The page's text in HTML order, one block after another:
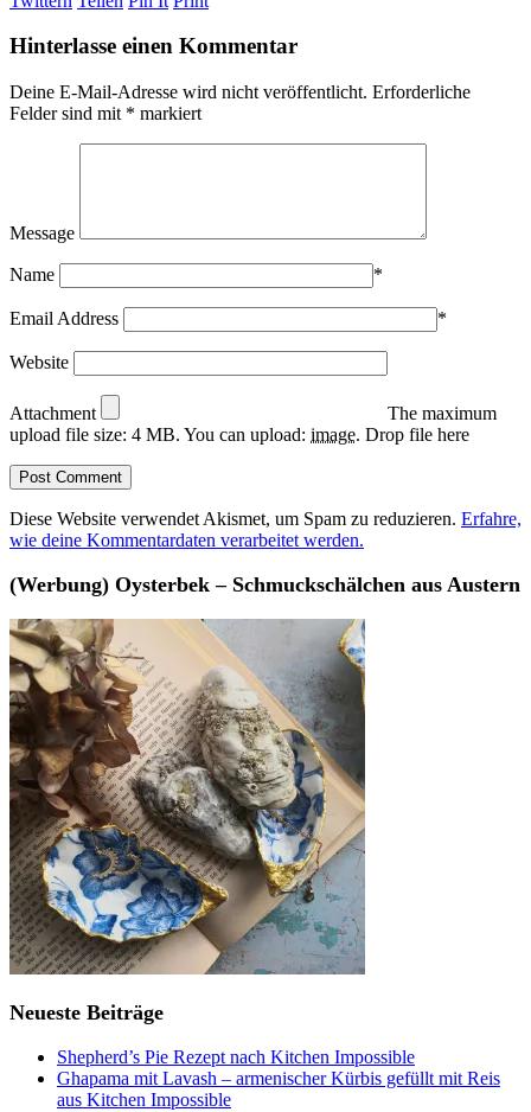
Hinterlasse einen Kommentar
Deine E-Mail-Adresse wird nicht veröffentlicht. Erforderliche
Felder sind mit * markiert
Message
Name *
Email Address *
Website
Attachment
The maximum
upload file size: 4 MB. You can upload: image. Drop file here
Diese Website verwendet Akismet, um Spam zu reduzieren. Erfahre,
wie deine Kommentardaten verarbeitet werden.
(Werbung) Oysterbek – Schmuckschälchen aus Austern
Neueste Beiträge
Shepherd’s Pie Rezept nach Kitchen Impossible
Ghapama mit Lavash – armenischer Kürbis gefüllt mit Reis
aus Kitchen Impossible